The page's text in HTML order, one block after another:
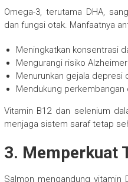
Omega-3, terutama DHA,
dan fungsi otak. Manfaatnya
Meningkatkan konsentrasi
Mengurangi risiko
Menurunkan gejala depresi
Mendukung perkembangan
Vitamin B12 dan selenium
menjaga sistem saraf tetap
3. Memperkuat
Salmon mengandung